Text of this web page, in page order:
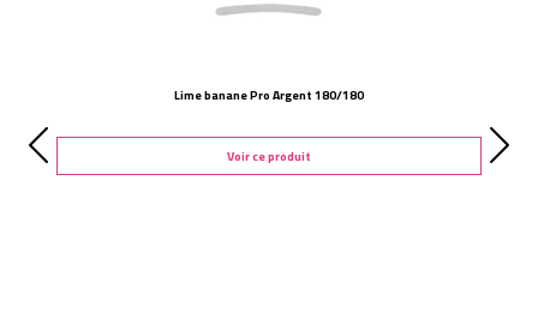
Lime banane Pro Argent 180/180
Voir ce produit